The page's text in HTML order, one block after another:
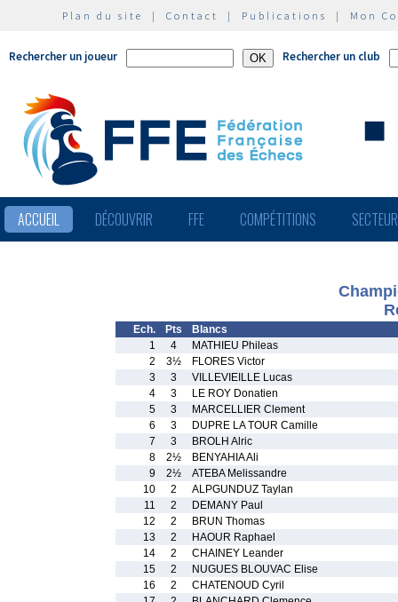
Plan du site | Contact | Publications | Mon
Rechercher un joueur Rechercher un club
ACCUEIL DÉCOUVRIR FFE COMPÉTITIONS
Ech. Pts
Blancs
1
4
MATHIEU Phileas
2
3½
FLORES Victor
3
3
VILLEVIEILLE Lucas
4
3
LE ROY Donatien
5
3
MARCELLIER Clement
6
3
DUPRE LA TOUR Camille
7
3
BROLH Alric
8
2½
BENYAHIA Ali
9
2½
ATEBA Melissandre
10
2
ALPGUNDUZ Taylan
11
2
DEMANY Paul
12
2
BRUN Thomas
13
2
HAOUR Raphael
14
2
CHAINEY Leander
15
2
NUGUES BLOUVAC Elise
16
2
CHATENOUD Cyril